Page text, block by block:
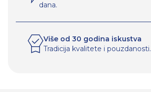
dana.
Više od 30 godina iskustva
Tradicija kvalitete i pouzdanosti.